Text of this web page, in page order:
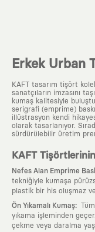
Erkek Urban
KAFT tasarım tişört
sanatçıların imzasını
kumaş kalitesiyle
serigrafi (emprime)
illüstrasyon kendi
olarak tasarlanıyor.
sürdürülebilir üretim
KAFT
Nefes Alan Emprime
tekniğiyle kumaşa
plastik bir his oluşmaz
Ön Yıkamalı Kumaş:
yıkama işleminden
çekme veya daralma